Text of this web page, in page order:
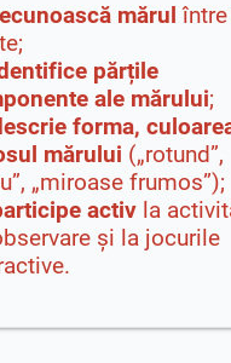
mărul
părțile
ale mărului;
forma,
mărului („rotund”,
„miroase frumos”);
activ la
și la jocurile